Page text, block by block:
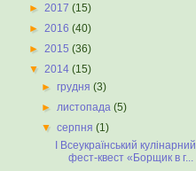
► 2017 (15)
► 2016 (40)
► 2015 (36)
▼ 2014 (15)
►грудня(3)
► листопада(5)
▼серпня(1)
І Всеукраїнський кулінарний
фест-квест «Борщик в г...